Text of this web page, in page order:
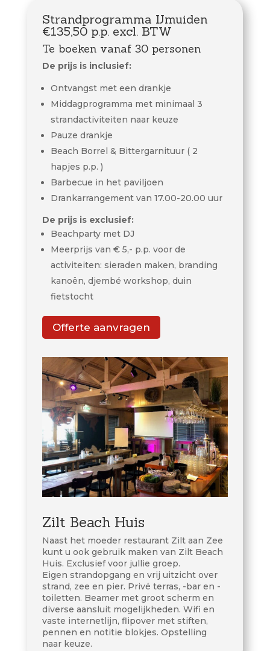
Strandprogramma IJmuiden
€135,50 p.p. excl. BTW
Te boeken vanaf 30 personen
De prijs is inclusief:
Ontvangst met een drankje
Middagprogramma met minimaal 3
strandactiviteiten naar keuze
Pauze drankje
Beach Borrel & Bittergarnituur ( 2
hapjes p.p. )
Barbecue in het paviljoen
Drankarrangement van 17.00-20.00 uur
De prijs is exclusief:
Beachparty met DJ
Meerprijs van € 5,- p.p. voor de
activiteiten: sieraden maken, branding
kanoën, djembé workshop, duin
fietstocht
Offerte aanvragen
Zilt Beach Huis
Naast het moeder restaurant Zilt aan Zee
kunt u ook gebruik maken van Zilt Beach
Huis. Exclusief voor jullie groep.
Eigen strandopgang en vrij uitzicht over
strand, zee en pier. Privé terras, -bar en -
toiletten. Beamer met groot scherm en
diverse aansluit mogelijkheden. Wifi en
vaste internetlijn, flipover met stiften,
pennen en notitie blokjes. Opstelling
naar keuze.